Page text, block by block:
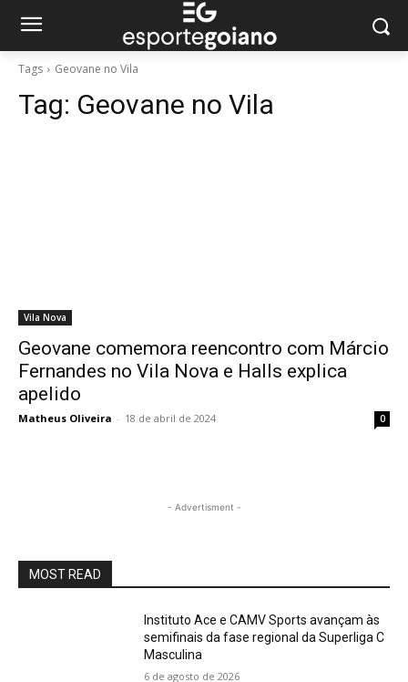
Tags Geovane no Vila
Tag: Geovane no Vila
Vila Nova
Geovane comemora reencontro com Márcio
Fernandes no Vila Nova e Halls explica
apelido
Matheus Oliveira - 18 de abril de 2024 0
- Advertisment -
MOST READ
Instituto Ace e CAMV Sports avançam às
semifinais da fase regional da Superliga C
Masculina
6 de agosto de 2026